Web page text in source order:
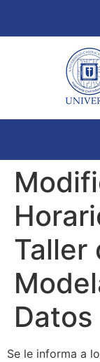
Taller
Datos
Se le informa a